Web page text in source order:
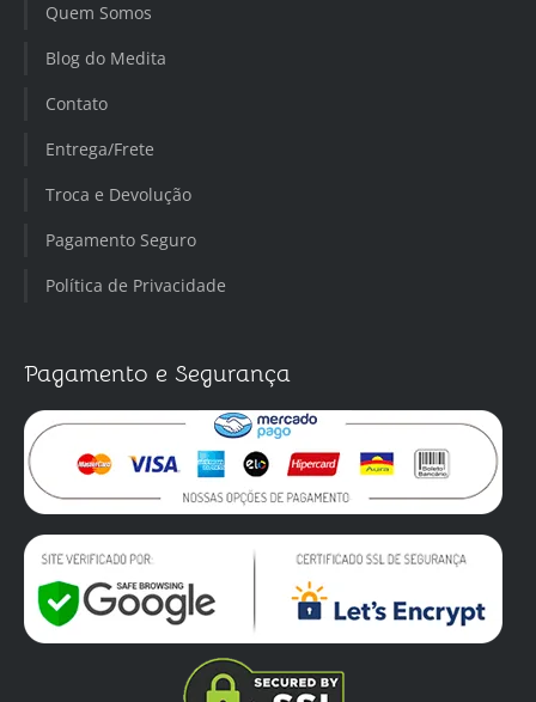
Quem Somos
Blog do Medita
Contato
Entrega/Frete
Troca e Devolução
Pagamento Seguro
Política de Privacidade
Pagamento e Segurança